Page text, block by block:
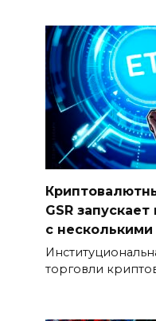
GSR
с несколькими
торговли